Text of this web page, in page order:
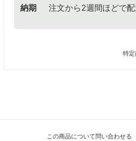
納期 注文から2週間ほどで
特
この商品について問い合わせる